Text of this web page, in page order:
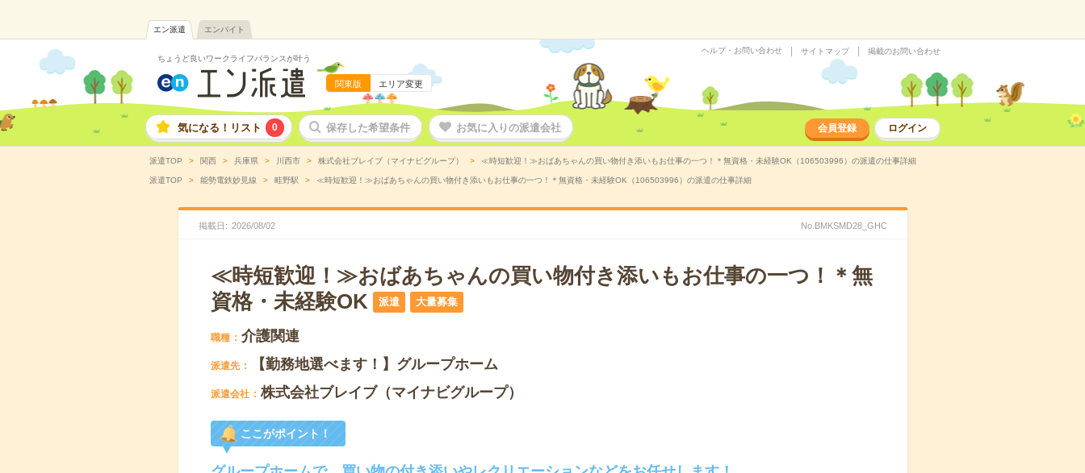
エン派遣 エンバイト
ちょうど良いワークライフバランスが叶う
関東版 エリア変更
ヘルプ・お問い合わせ サイトマップ 掲載のお問い合わせ
気になる！リスト 0 保存した希望条件 お気に入りの派遣会社 会員登録 ログイン
派遣TOP 関西 兵庫県 川西市 株式会社ブレイブ（マイナビグループ） ≪時短歓迎！≫おばあちゃんの買い物付き添いもお仕事の一つ！＊無資格・未経験OK（106503996）の派遣の仕事詳細
派遣TOP 能勢電鉄妙見線 畦野駅 ≪時短歓迎！≫おばあちゃんの買い物付き添いもお仕事の一つ！＊無資格・未経験OK（106503996）の派遣の仕事詳細
掲載日 2026/08/02 No.BMKSMD28_GHC
≪時短歓迎！≫おばあちゃんの買い物付き添いもお仕事の一つ！＊無
資格・未経験OK
派遣 大量募集
職種 介護関連
派遣先 【勤務地選べます！】グループホーム
派遣会社 株式会社ブレイブ（マイナビグループ）
ここがポイント！